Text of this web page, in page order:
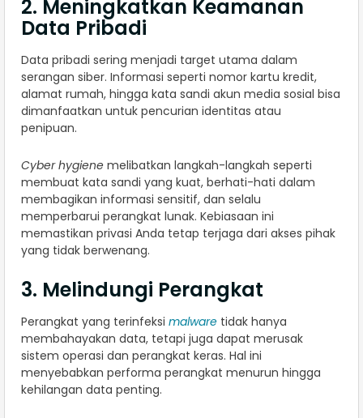
2. Meningkatkan Keamanan
Data Pribadi
Data pribadi sering menjadi target utama dalam
serangan siber. Informasi seperti nomor kartu kredit,
alamat rumah, hingga kata sandi akun media sosial bisa
dimanfaatkan untuk pencurian identitas atau
penipuan.
Cyber hygiene melibatkan langkah-langkah seperti
membuat kata sandi yang kuat, berhati-hati dalam
membagikan informasi sensitif, dan selalu
memperbarui perangkat lunak. Kebiasaan ini
memastikan privasi Anda tetap terjaga dari akses pihak
yang tidak berwenang.
3. Melindungi Perangkat
Perangkat yang terinfeksi malware tidak hanya
membahayakan data, tetapi juga dapat merusak
sistem operasi dan perangkat keras. Hal ini
menyebabkan performa perangkat menurun hingga
kehilangan data penting.